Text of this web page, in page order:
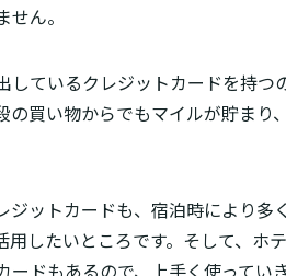
ん。
ているクレジットカードを持つ
買い物からでもマイルが貯まり
ジットカードも、宿泊時により多
したいところです。そして、ホ
ドもあるので、上手く使ってい